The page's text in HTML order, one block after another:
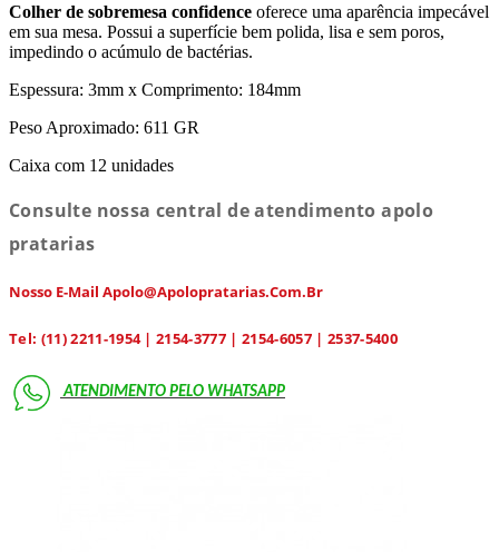
Colher de sobremesa confidence oferece uma aparência impecável
em sua mesa. Possui a superfície bem polida, lisa e sem poros,
impedindo o acúmulo de bactérias.
Espessura: 3mm x Comprimento: 184mm
Peso Aproximado: 611 GR
Caixa com 12 unidades
Consulte nossa central de atendimento apolo
pratarias
Nosso E-Mail Apolo@apolopratarias.com.br
Tel: (11) 2211-1954 | 2154-3777 | 2154-6057 | 2537-5400
ATENDIMENTO PELO WHATSAPP